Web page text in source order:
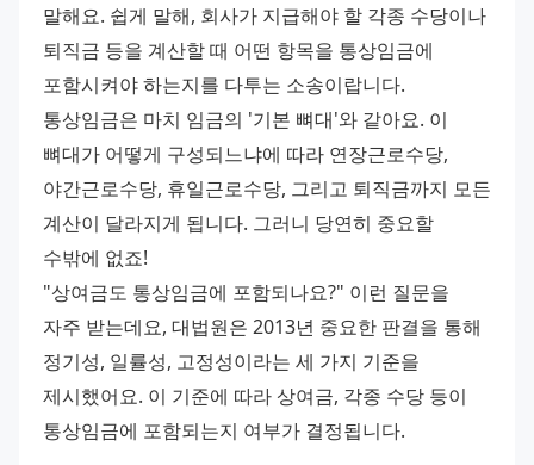
말해요. 쉽게 말해, 회사가 지급해야 할 각종 수당이나
퇴직금 등을 계산할 때 어떤 항목을 통상임금에
포함시켜야 하는지를 다투는 소송이랍니다.
통상임금은 마치 임금의 '기본 뼈대'와 같아요. 이
뼈대가 어떻게 구성되느냐에 따라 연장근로수당,
야간근로수당, 휴일근로수당, 그리고 퇴직금까지 모든
계산이 달라지게 됩니다. 그러니 당연히 중요할
수밖에 없죠!
"상여금도 통상임금에 포함되나요?" 이런 질문을
자주 받는데요, 대법원은 2013년 중요한 판결을 통해
정기성, 일률성, 고정성이라는 세 가지 기준을
제시했어요. 이 기준에 따라 상여금, 각종 수당 등이
통상임금에 포함되는지 여부가 결정됩니다.